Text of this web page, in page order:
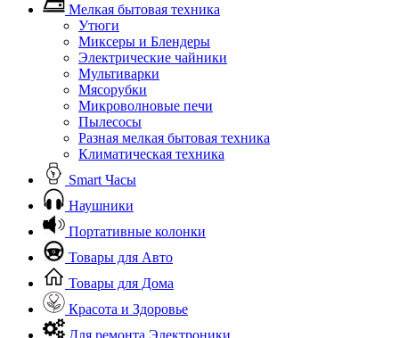
Мелкая бытовая техника
Утюги
Миксеры и Блендеры
Электрические чайники
Мультиварки
Мясорубки
Микроволновые печи
Пылесосы
Разная мелкая бытовая техника
Климатическая техника
Smart Часы
Наушники
Портативные колонки
Товары для Авто
Товары для Дома
Красота и Здоровье
Для ремонта Электроники